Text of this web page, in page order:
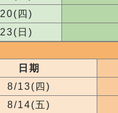
四)
日)
日期
8/13(四)
8/14(五)